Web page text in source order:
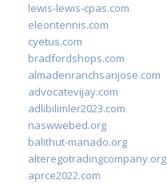
lewis-lewis-cpas.com
eleontennis.com
cyetus.com
bradfordshops.com
almadenranchsanjose.com
advocatevijay.com
adlibilimler2023.com
naswwebed.org
balithut-manado.org
alteregotradingcompany.org
aprce2022.com